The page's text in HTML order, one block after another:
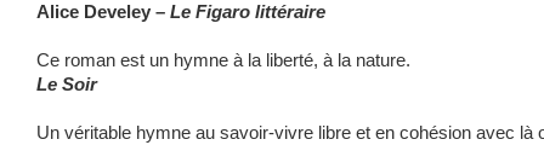
Alice Develey – Le Figaro littéraire
Ce roman est un hymne à la liberté, à la nature.
Le Soir
Un véritable hymne au savoir-vivre libre et en cohésion avec là